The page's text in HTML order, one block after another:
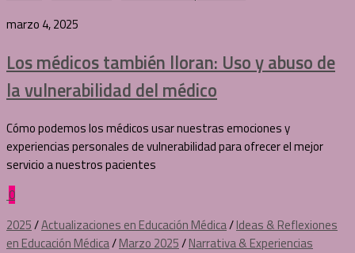
marzo 4, 2025
Los médicos también lloran: Uso y abuso de
la vulnerabilidad del médico
Cómo podemos los médicos usar nuestras emociones y
experiencias personales de vulnerabilidad para ofrecer el mejor
servicio a nuestros pacientes
0
2025/Actualizaciones en Educación Médica/Ideas & Reflexiones
en Educación Médica/Marzo 2025/Narrativa & Experiencias